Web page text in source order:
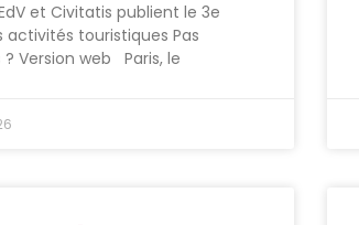
et Civitatis publient le 3e
activités touristiques Pas
? Version web Paris, le